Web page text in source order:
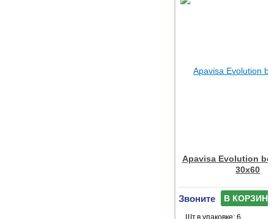
Apavisa Evolution
30x60
Звоните В КОРЗИНУ
Шт.в упаковке: 6